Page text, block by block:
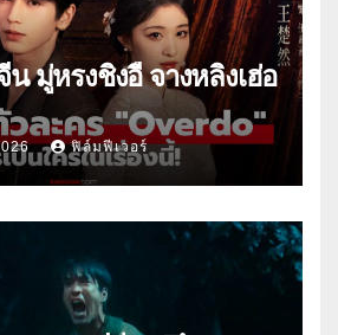
น มู่หรงชิงอี้ จางหลิงเฮ่อ
ฟิล์มฟีเวอร์